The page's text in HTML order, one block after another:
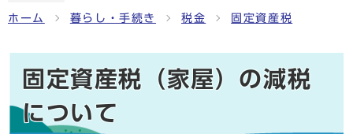
ホーム 暮らし・手続き 税金 固定資産税
固定資産税（家屋）の減税
について